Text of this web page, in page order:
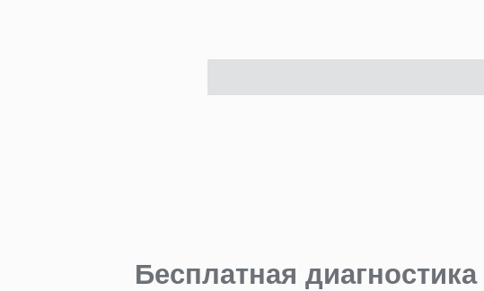
Бесплатная диагностика